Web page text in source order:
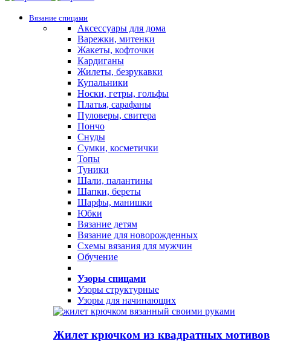
Вязание спицами
Аксессуары для дома
Варежки, митенки
Жакеты, кофточки
Кардиганы
Жилеты, безрукавки
Купальники
Носки, гетры, гольфы
Платья, сарафаны
Пуловеры, свитера
Пончо
Снуды
Сумки, косметички
Топы
Туники
Шали, палантины
Шапки, береты
Шарфы, манишки
Юбки
Вязание детям
Вязание для новорожденных
Схемы вязания для мужчин
Обучение
Узоры спицами
Узоры структурные
Узоры для начинающих
Жилет крючком из квадратных мотивов